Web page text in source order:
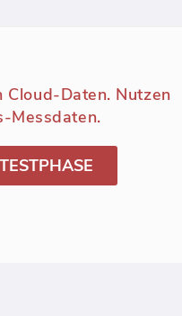
Cloud-Daten. Nutzen
Messdaten.